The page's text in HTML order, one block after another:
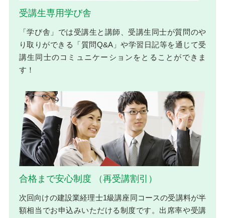
受講生専用学び舎
「学び舎」では受講生と講師、受講生同士が質問のや
り取りができる「質問Q&A」や学習日記等を通じて受
講生同士のコミュニケーションをとることができま
す！
合格まで安心制度 （再受講割引）
次回向けの建設業経理士1級講座同コースの受講料が半
額相当でお申込みいただける制度です。出席率や受講